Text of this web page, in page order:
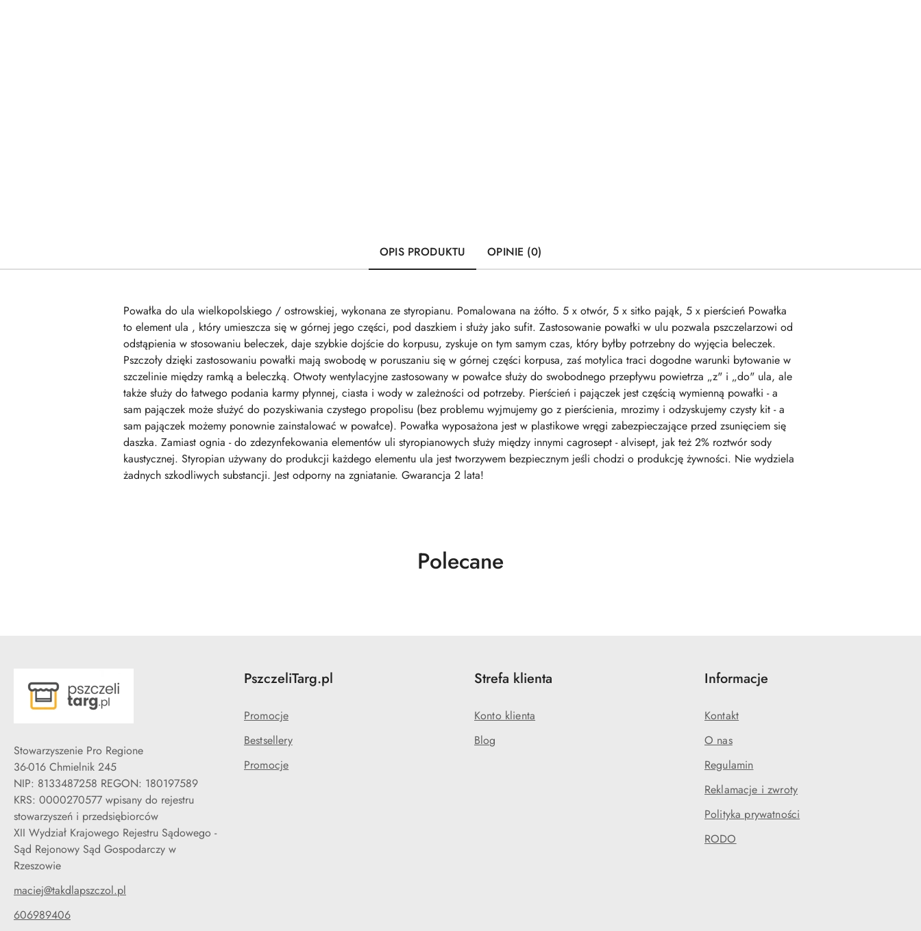
OPIS PRODUKTU OPINIE (0)
Powałka do ula wielkopolskiego / ostrowskiej, wykonana ze styropianu. Pomalowana na żółto. 5 x otwór, 5 x sitko pająk, 5 x pierścień Powałka
to element ula , który umieszcza się w górnej jego części, pod daszkiem i służy jako sufit. Zastosowanie powałki w ulu pozwala pszczelarzowi od
odstąpienia w stosowaniu beleczek, daje szybkie dojście do korpusu, zyskuje on tym samym czas, który byłby potrzebny do wyjęcia beleczek.
Pszczoły dzięki zastosowaniu powałki mają swobodę w poruszaniu się w górnej części korpusa, zaś motylica traci dogodne warunki bytowanie w
szczelinie między ramką a beleczką. Otwoty wentylacyjne zastosowany w powałce służy do swobodnego przepływu powietrza „z" i „do" ula, ale
także służy do łatwego podania karmy płynnej, ciasta i wody w zależności od potrzeby. Pierścień i pajączek jest częścią wymienną powałki - a
sam pajączek może służyć do pozyskiwania czystego propolisu (bez problemu wyjmujemy go z pierścienia, mrozimy i odzyskujemy czysty kit - a
sam pajączek możemy ponownie zainstalować w powałce). Powałka wyposażona jest w plastikowe wręgi zabezpieczające przed zsunięciem się
daszka. Zamiast ognia - do zdezynfekowania elementów uli styropianowych służy między innymi cagrosept - alvisept, jak też 2% roztwór sody
kaustycznej. Styropian używany do produkcji każdego elementu ula jest tworzywem bezpiecznym jeśli chodzi o produkcję żywności. Nie wydziela
żadnych szkodliwych substancji. Jest odporny na zgniatanie. Gwarancja 2 lata!
Produkty
Polecane
Stowarzyszenie Pro Regione
36-016 Chmielnik 245
NIP: 8133487258 REGON: 180197589
KRS: 0000270577 wpisany do rejestru
stowarzyszeń i przedsiębiorców
XII Wydział Krajowego Rejestru Sądowego -
Sąd Rejonowy Sąd Gospodarczy w
Rzeszowie
maciej@takdlapszczol.pl
606989406
PszczeliTarg.pl
Promocje
Bestsellery
Promocje
Strefa klienta
Konto klienta
Blog
Informacje
Kontakt
O nas
Regulamin
Reklamacje i zwroty
Polityka prywatności
RODO